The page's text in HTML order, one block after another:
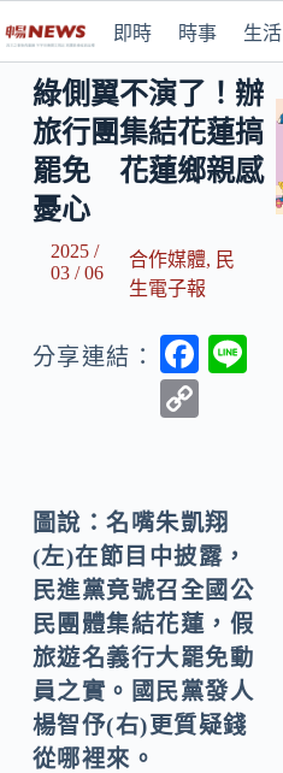
即時 時事 生活
綠側翼不演了！辦
旅行團集結花蓮搞
罷免 花蓮鄉親感
憂心
2025 /
03 / 06
合作媒體, 民
生電子報
分享連結：
F
o
o
k
y
Li
n
k
圖說：名嘴朱凱翔
(左)在節目中披露，
民進黨竟號召全國公
民團體集結花蓮，假
旅遊名義行大罷免動
員之實。國民黨發人
楊智伃(右)更質疑錢
從哪裡來。